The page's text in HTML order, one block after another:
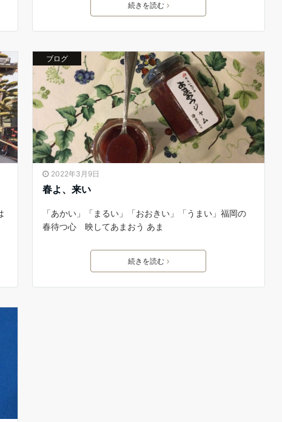
続きを読む
ブログ
2022年3月9日
春よ、来い
「あかい」「まるい」「おおきい」「うまい」福岡の
春待つ心 映してあまおう あま
続きを読む